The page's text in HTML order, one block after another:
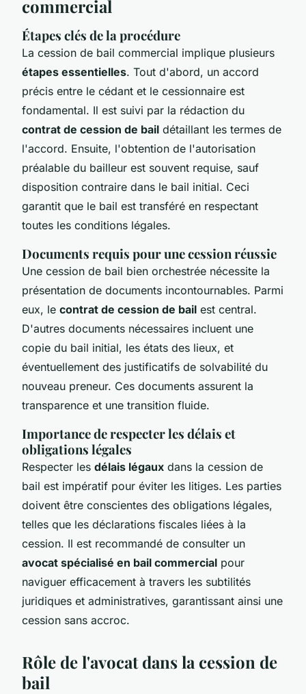
commercial
Étapes clés de la procédure
La cession de bail commercial implique plusieurs
étapes essentielles. Tout d'abord, un accord
précis entre le cédant et le cessionnaire est
fondamental. Il est suivi par la rédaction du
contrat de cession de bail détaillant les termes de
l'accord. Ensuite, l'obtention de l'autorisation
préalable du bailleur est souvent requise, sauf
disposition contraire dans le bail initial. Ceci
garantit que le bail est transféré en respectant
toutes les conditions légales.
Documents requis pour une cession réussie
Une cession de bail bien orchestrée nécessite la
présentation de documents incontournables. Parmi
eux, le contrat de cession de bail est central.
D'autres documents nécessaires incluent une
copie du bail initial, les états des lieux, et
éventuellement des justificatifs de solvabilité du
nouveau preneur. Ces documents assurent la
transparence et une transition fluide.
Importance de respecter les délais et
obligations légales
Respecter les délais légaux dans la cession de
bail est impératif pour éviter les litiges. Les parties
doivent être conscientes des obligations légales,
telles que les déclarations fiscales liées à la
cession. Il est recommandé de consulter un
avocat spécialisé en bail commercial pour
naviguer efficacement à travers les subtilités
juridiques et administratives, garantissant ainsi une
cession sans accroc.
Rôle de l'avocat dans la cession de
bail